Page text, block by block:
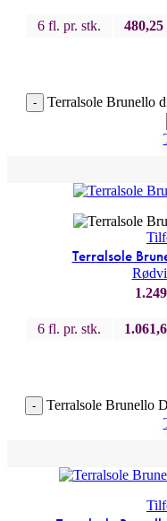
6 fl. pr. stk. 480,25
- Terralsole Brunello
Terralsole
6 fl. pr. stk.
- Terralsole Brunello